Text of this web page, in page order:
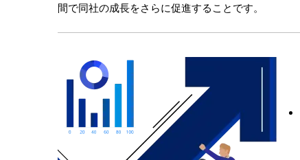
間で同社の成長をさらに促進することです。